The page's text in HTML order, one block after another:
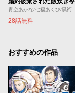
青空あかな/七福あくび/黒裄
28話無料
おすすめの作品